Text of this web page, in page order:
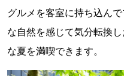
グルメを客室に持ち込ん
な自然を感じて気分転換
な夏を満喫できます。